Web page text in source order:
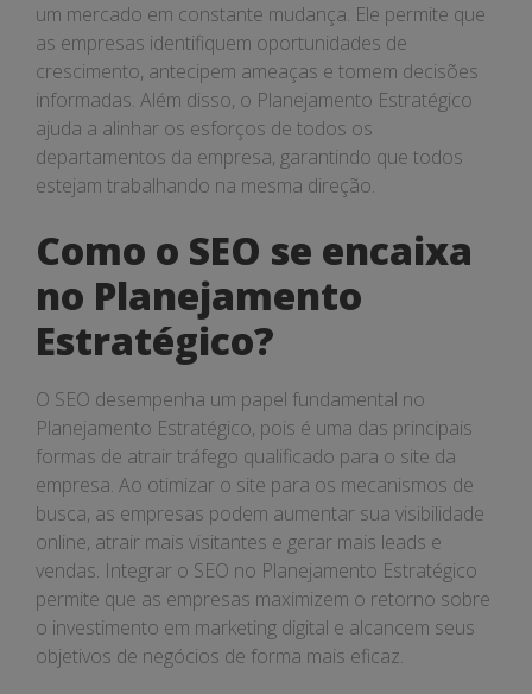
um mercado em constante mudança. Ele permite que
as empresas identifiquem oportunidades de
crescimento, antecipem ameaças e tomem decisões
informadas. Além disso, o Planejamento Estratégico
ajuda a alinhar os esforços de todos os
departamentos da empresa, garantindo que todos
estejam trabalhando na mesma direção.
Como o SEO se encaixa
no Planejamento
Estratégico?
O SEO desempenha um papel fundamental no
Planejamento Estratégico, pois é uma das principais
formas de atrair tráfego qualificado para o site da
empresa. Ao otimizar o site para os mecanismos de
busca, as empresas podem aumentar sua visibilidade
online, atrair mais visitantes e gerar mais leads e
vendas. Integrar o SEO no Planejamento Estratégico
permite que as empresas maximizem o retorno sobre
o investimento em marketing digital e alcancem seus
objetivos de negócios de forma mais eficaz.